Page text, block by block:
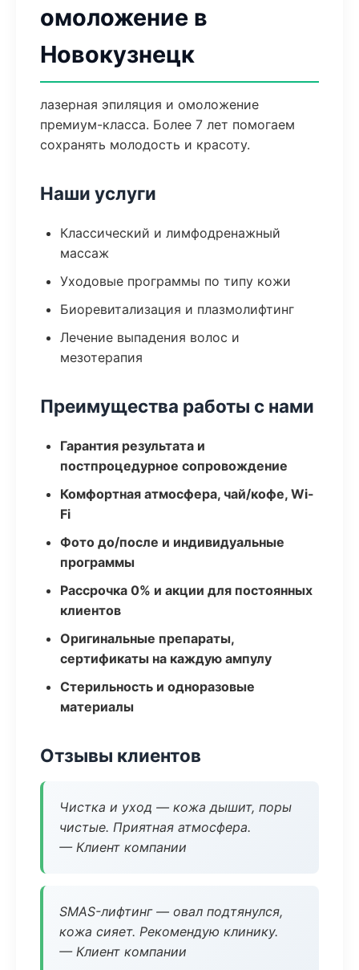
омоложение в
Новокузнецк
лазерная эпиляция и омоложение
премиум-класса. Более 7 лет помогаем
сохранять молодость и красоту.
Наши услуги
Классический и лимфодренажный
массаж
Уходовые программы по типу кожи
Биоревитализация и плазмолифтинг
Лечение выпадения волос и
мезотерапия
Преимущества работы с нами
Гарантия результата и
постпроцедурное сопровождение
Комфортная атмосфера, чай/кофе, Wi-
Fi
Фото до/после и индивидуальные
программы
Рассрочка 0% и акции для постоянных
клиентов
Оригинальные препараты,
сертификаты на каждую ампулу
Стерильность и одноразовые
материалы
Отзывы клиентов
Чистка и уход — кожа дышит, поры
чистые. Приятная атмосфера.
— Клиент компании
SMAS-лифтинг — овал подтянулся,
кожа сияет. Рекомендую клинику.
— Клиент компании